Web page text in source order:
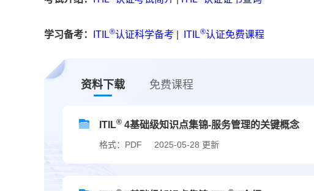
学习备考： ITIL®认证科学备考 ITIL®认证免费课程
资料下载 免费课程
ITIL® 4基础级知识点集锦-服务管理的关键概念
格式：PDF 2025-05-28 更新